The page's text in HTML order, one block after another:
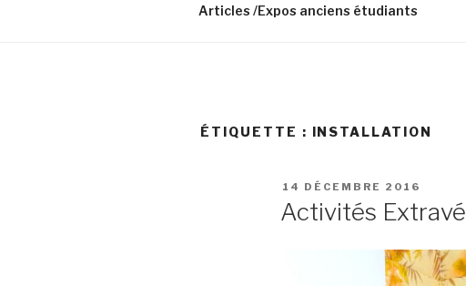
Articles /Expos anciens étudiants
ÉTIQUETTE : INSTALLATION
PUBLIÉ
14 DÉCEMBRE 2016
Activités